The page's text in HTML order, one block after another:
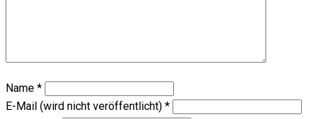
Name *
E-Mail (wird nicht veröffentlicht) *